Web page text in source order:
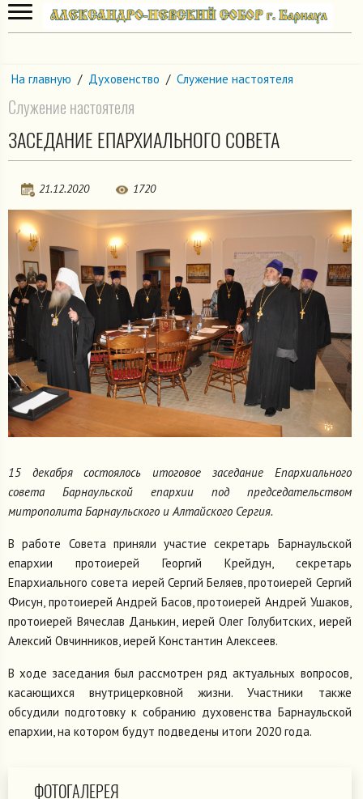
На главную / Духовенство / Служение настоятеля
Служение настоятеля
ЗАСЕДАНИЕ ЕПАРХИАЛЬНОГО СОВЕТА
21.12.2020 1720
15 декабря состоялось итоговое заседание Епархиального
совета Барнаульской епархии под председательством
митрополита Барнаульского и Алтайского Сергия.
В работе Совета приняли участие секретарь Барнаульской
епархии протоиерей Георгий Крейдун, секретарь
Епархиального совета иерей Сергий Беляев, протоиерей Сергий
Фисун, протоиерей Андрей Басов, протоиерей Андрей Ушаков,
протоиерей Вячеслав Данькин, иерей Олег Голубитских, иерей
Алексий Овчинников, иерей Константин Алексеев.
В ходе заседания был рассмотрен ряд актуальных вопросов,
касающихся внутрицерковной жизни. Участники также
обсудили подготовку к собранию духовенства Барнаульской
епархии, на котором будут подведены итоги 2020 года.
ФОТОГАЛЕРЕЯ